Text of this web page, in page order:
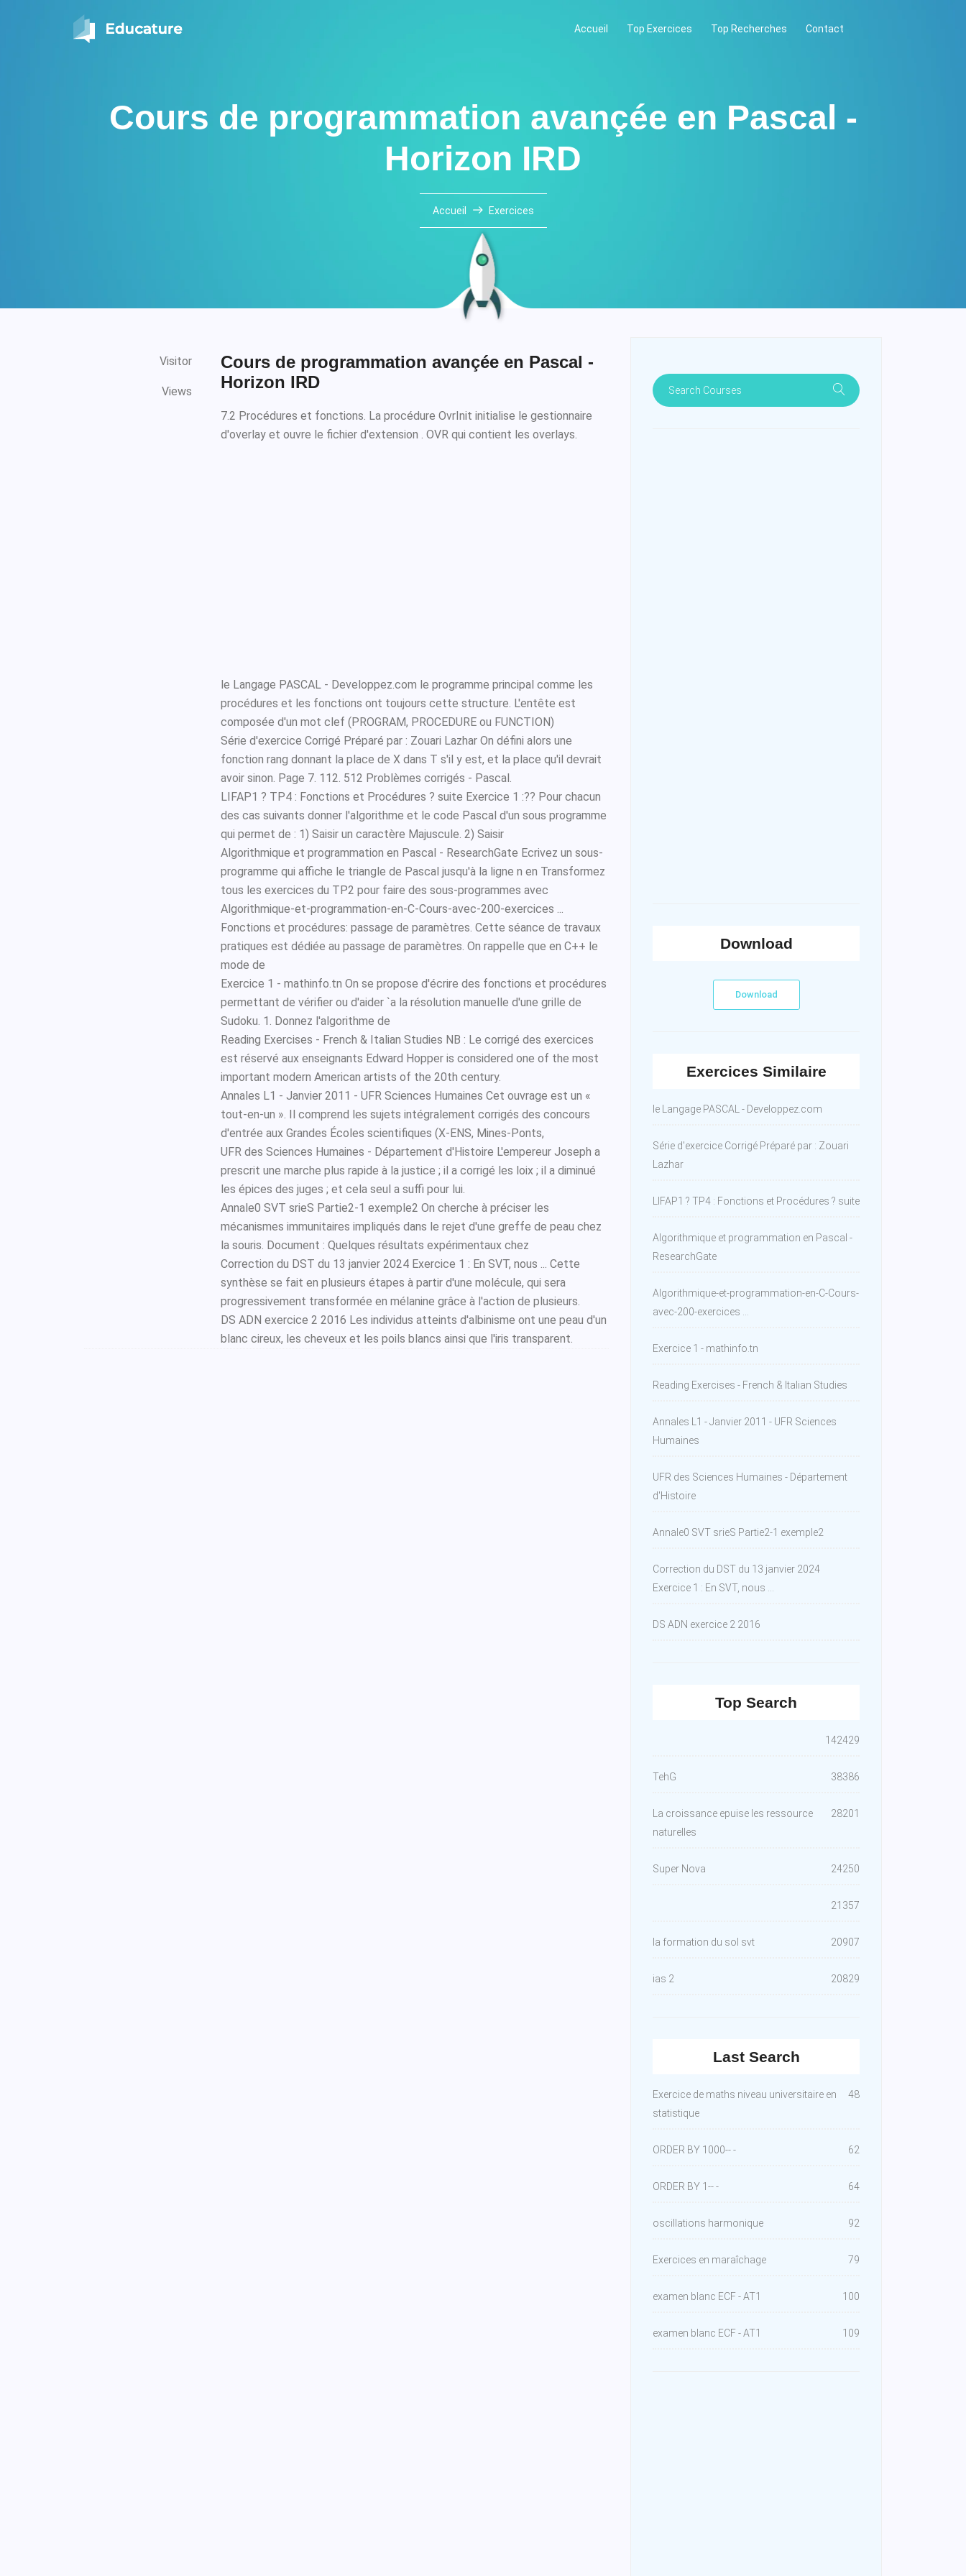
Accueil Top Exercices Top Recherches Contact
Cours de programmation avançée en Pascal -
Horizon IRD
Accueil Exercices
Visitor
Views
Cours de programmation avançée en Pascal -
Horizon IRD
7.2 Procédures et fonctions. La procédure OvrInit initialise le gestionnaire
d'overlay et ouvre le fichier d'extension . OVR qui contient les overlays.
le Langage PASCAL - Developpez.com le programme principal comme les
procédures et les fonctions ont toujours cette structure. L'entête est
composée d'un mot clef (PROGRAM, PROCEDURE ou FUNCTION)
Série d'exercice Corrigé Préparé par : Zouari Lazhar On défini alors une
fonction rang donnant la place de X dans T s'il y est, et la place qu'il devrait
avoir sinon. Page 7. 112. 512 Problèmes corrigés - Pascal.
LIFAP1 ? TP4 : Fonctions et Procédures ? suite Exercice 1 :?? Pour chacun
des cas suivants donner l'algorithme et le code Pascal d'un sous programme
qui permet de : 1) Saisir un caractère Majuscule. 2) Saisir
Algorithmique et programmation en Pascal - ResearchGate Ecrivez un sous-
programme qui affiche le triangle de Pascal jusqu'à la ligne n en Transformez
tous les exercices du TP2 pour faire des sous-programmes avec
Algorithmique-et-programmation-en-C-Cours-avec-200-exercices ...
Fonctions et procédures: passage de paramètres. Cette séance de travaux
pratiques est dédiée au passage de paramètres. On rappelle que en C++ le
mode de
Exercice 1 - mathinfo.tn On se propose d'écrire des fonctions et procédures
permettant de vérifier ou d'aider `a la résolution manuelle d'une grille de
Sudoku. 1. Donnez l'algorithme de
Reading Exercises - French & Italian Studies NB : Le corrigé des exercices
est réservé aux enseignants Edward Hopper is considered one of the most
important modern American artists of the 20th century.
Annales L1 - Janvier 2011 - UFR Sciences Humaines Cet ouvrage est un «
tout-en-un ». Il comprend les sujets intégralement corrigés des concours
d'entrée aux Grandes Écoles scientifiques (X-ENS, Mines-Ponts,
UFR des Sciences Humaines - Département d'Histoire L'empereur Joseph a
prescrit une marche plus rapide à la justice ; il a corrigé les loix ; il a diminué
les épices des juges ; et cela seul a suffi pour lui.
Annale0 SVT srieS Partie2-1 exemple2 On cherche à préciser les
mécanismes immunitaires impliqués dans le rejet d'une greffe de peau chez
la souris. Document : Quelques résultats expérimentaux chez
Correction du DST du 13 janvier 2024 Exercice 1 : En SVT, nous ... Cette
synthèse se fait en plusieurs étapes à partir d'une molécule, qui sera
progressivement transformée en mélanine grâce à l'action de plusieurs.
DS ADN exercice 2 2016 Les individus atteints d'albinisme ont une peau d'un
blanc cireux, les cheveux et les poils blancs ainsi que l'iris transparent.
Download
Download
Exercices Similaire
le Langage PASCAL - Developpez.com
Série d'exercice Corrigé Préparé par : Zouari
Lazhar
LIFAP1 ? TP4 : Fonctions et Procédures ? suite
Algorithmique et programmation en Pascal -
ResearchGate
Algorithmique-et-programmation-en-C-Cours-
avec-200-exercices ...
Exercice 1 - mathinfo.tn
Reading Exercises - French & Italian Studies
Annales L1 - Janvier 2011 - UFR Sciences
Humaines
UFR des Sciences Humaines - Département
d'Histoire
Annale0 SVT srieS Partie2-1 exemple2
Correction du DST du 13 janvier 2024
Exercice 1 : En SVT, nous ...
DS ADN exercice 2 2016
Top Search
142429
TehG 38386
La croissance epuise les ressource
naturelles
28201
Super Nova 24250
21357
la formation du sol svt 20907
ias 2 20829
Last Search
Exercice de maths niveau universitaire en
statistique
48
ORDER BY 1000-- - 62
ORDER BY 1-- - 64
oscillations harmonique 92
Exercices en maraîchage 79
examen blanc ECF - AT1 100
examen blanc ECF - AT1 109